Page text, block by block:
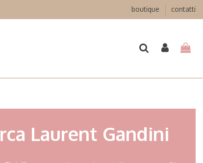
boutique contatti
Laurent Gandini